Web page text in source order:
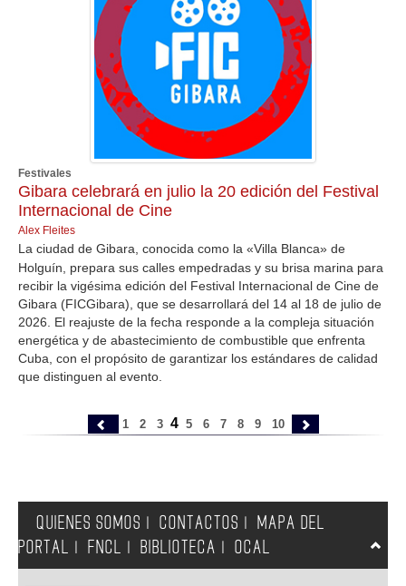
Festivales
Gibara celebrará en julio la 20 edición del Festival
Internacional de Cine
Alex Fleites
La ciudad de Gibara, conocida como la «Villa Blanca» de
Holguín, prepara sus calles empedradas y su brisa marina para
recibir la vigésima edición del Festival Internacional de Cine de
Gibara (FICGibara), que se desarrollará del 14 al 18 de julio de
2026. El reajuste de la fecha responde a la compleja situación
energética y de abastecimiento de combustible que enfrenta
Cuba, con el propósito de garantizar los estándares de calidad
que distinguen al evento.
1 2 3 4 5 6 7 8 9 10
QUIENES SOMOS CONTACTOS
MAPA DEL
PORTAL
FNCL BIBLIOTECA OCAL